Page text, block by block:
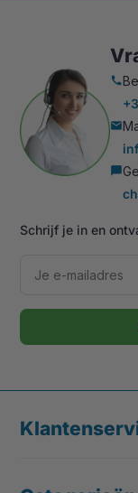
call
mail
chat_bubble
Schrijf je in en